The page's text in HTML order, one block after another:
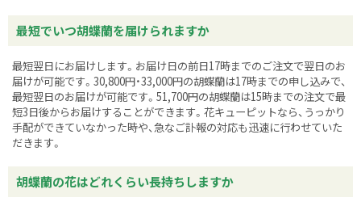
最短でいつ胡蝶蘭を届けられますか
最短翌日にお届けします。お届け日の前日17時までのご注文で翌日のお
届けが可能です。30,800円・33,000円の胡蝶蘭は17時までの申し込みで、
最短翌日のお届けが可能です。51,700円の胡蝶蘭は15時までの注文で最
短3日後からお届けすることができます。花キューピットなら、うっかり
手配ができていなかった時や、急なご訃報の対応も迅速に行わせていた
だきます。
胡蝶蘭の花はどれくらい長持ちしますか